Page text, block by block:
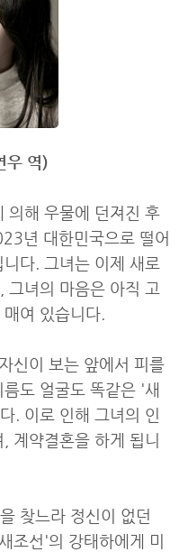
우 역)
의해 우물에 던져진 후
년 대한민국으로 떨어
다. 그녀는 이제 새로
그녀의 마음은 아직 고
여 있습니다.
신이 보는 앞에서 피를
도 얼굴도 똑같은 '새
. 이로 인해 그녀의 인
계약결혼을 하게 됩니
찾느라 정신이 없던
조선'의 강태하에게 미